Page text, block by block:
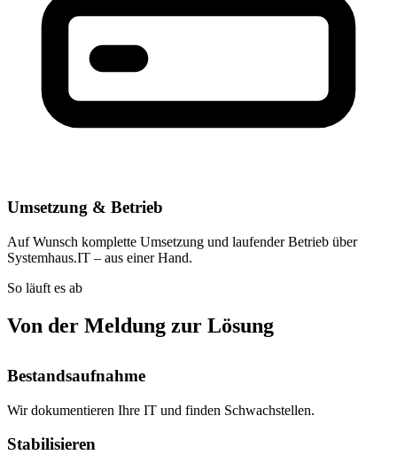
Umsetzung & Betrieb
Auf Wunsch komplette Umsetzung und laufender Betrieb über
Systemhaus.IT – aus einer Hand.
So läuft es ab
Von der Meldung zur Lösung
Bestandsaufnahme
Wir dokumentieren Ihre IT und finden Schwachstellen.
Stabilisieren